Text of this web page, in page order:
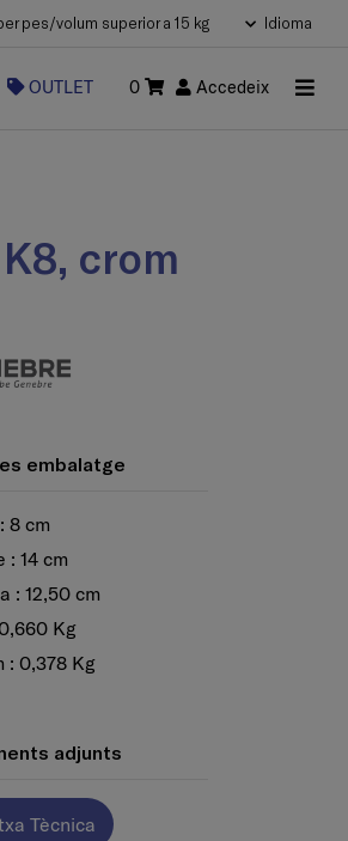
pes/volum superior a 15 kg Idioma
OUTLET 0 Accedeix
crom
embalatge
8 cm
: 14 cm
: 12,50 cm
Kg
: 0,378 Kg
adjunts
Tècnica